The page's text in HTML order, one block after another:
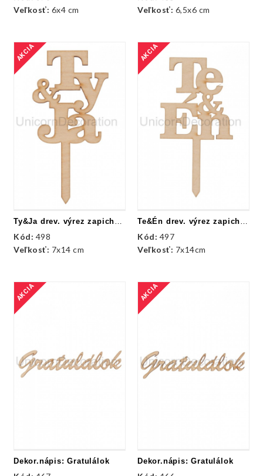
Veľkosť: 6x4 cm
Veľkosť: 6,5x6 cm
AKCIA
Ty&Ja drev. výrez zapichovací
Kód: 498
Veľkosť: 7x14 cm
AKCIA
Te&Én drev. výrez zapichovací
Kód: 497
Veľkosť: 7x14cm
AKCIA
Dekor.nápis: Gratulálok
AKCIA
Dekor.nápis: Gratulálok